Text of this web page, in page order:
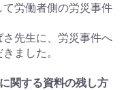
労働者側の労災事件
先生に、労災事件へ
ました。
関する資料の残し方